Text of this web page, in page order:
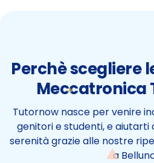
Perchè scegliere
Meccatronica
Tutornow nasce per venire
genitori e studenti, e aiutarti
serenità grazie alle nostre
a